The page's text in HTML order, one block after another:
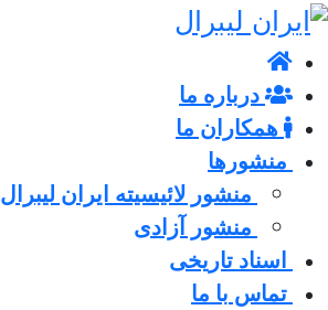
درباره ما
همکاران ما
منشورها
منشور لائیسیته ایران لیبرال
منشور آزادی
اسناد تاریخی
تماس با ما